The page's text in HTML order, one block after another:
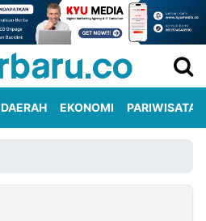
DAERAH EKONOMI PARIWISATA